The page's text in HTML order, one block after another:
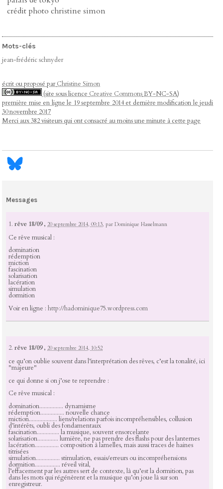
crédit photo christine simon
Mots-clés
jean-frédéric schnyder
écrit ou proposé parChristine Simon
(site sous licence Creative CommonsBY-NC-SA)
première mise en ligne le 19 septembre 2014 et dernière modification le jeudi
30 novembre 2017
Merci aux 382 visiteurs qui ont consacré au moins une minute à cette page
Messages
1. rêve 18/09 ,20 septembre 2014, 09:13,parDominique Hasselmann
Ce rêve musical :
domination
rédemption
miction
fascination
solarisation
lacération
simulation
dormition
Voir en ligne :http://hadominique75.wordpress.com
2. rêve 18/09 ,20 septembre 2014, 10:52
ce qu’on oublie souvent dans l’interprétation des rêves, c’est la tonalité, ici
"majeure"
ce qui donne si on j’ose te reprendre :
Ce rêve musical :
domination................ dynamisme
rédemption................ nouvelle chance
miction................... liens/relations parfois incompréhensibles, collusion
d’intérêts, oubli des fondamentaux
fascination............... la musique, souvent ensorcelante
solarisation.............. lumière, ne pas prendre des flashs pour des lanternes
lacération................ composition à lamelles, mais aussi traces de haines
titrisées
simulation................ stimulation, essais/erreurs ou incompréhensions
dormition................. réveil vital,
l’effacement par les autres sert de contexte, là qu’est la dormition, pas
dans les mots qui régénèrent et la musique qu’on joue là sur son
enregistreur.